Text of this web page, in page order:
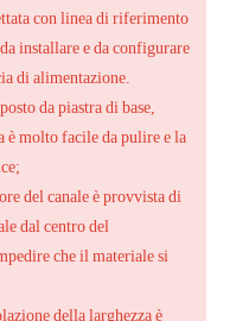
con linea di riferimento
installare e da configurare
di alimentazione.
da piastra di base,
è molto facile da pulire e la
del canale è provvista di
dal centro del
che il materiale si
della larghezza è